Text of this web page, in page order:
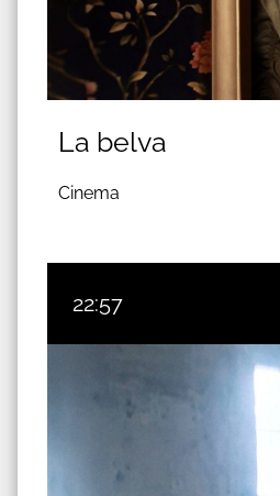
La belva
Cinema
22:57